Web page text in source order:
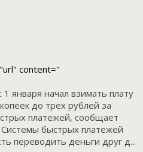
content="
января начал взимать плату
до трех рублей за
платежей, сообщает
быстрых платежей
переводить деньги друг д...